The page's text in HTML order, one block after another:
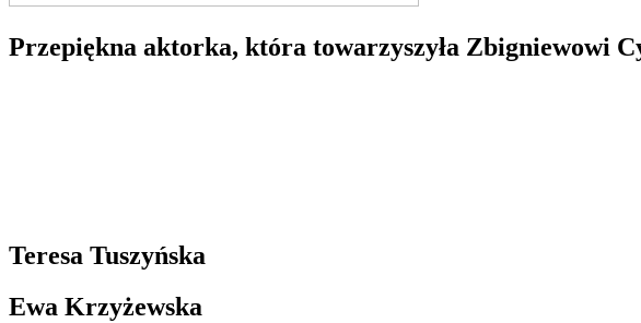
Przepiękna aktorka, która towarzyszyła Zbigniewowi
Teresa Tuszyńska
Ewa Krzyżewska